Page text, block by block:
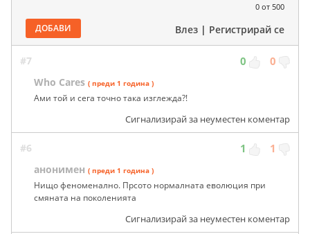
0 от 500
ДОБАВИ Влез | Регистрирай се
#7 0 0
Who Cares ( преди 1 година )
Ами той и сега точно така изглежда?!
Сигнализирай за неуместен коментар
#6 1 1
анонимен ( преди 1 година )
Нищо феноменално. Прсото нормалната еволюция при
смяната на поколенията
Сигнализирай за неуместен коментар